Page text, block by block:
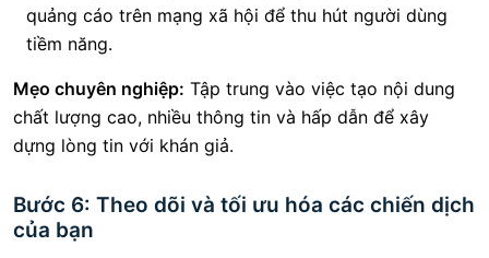
quảng cáo trên mạng xã hội để thu hút người dùng
tiềm năng.
Mẹo chuyên nghiệp: Tập trung vào việc tạo nội dung
chất lượng cao, nhiều thông tin và hấp dẫn để xây
dựng lòng tin với khán giả.
Bước 6: Theo dõi và tối ưu hóa các chiến dịch
của bạn